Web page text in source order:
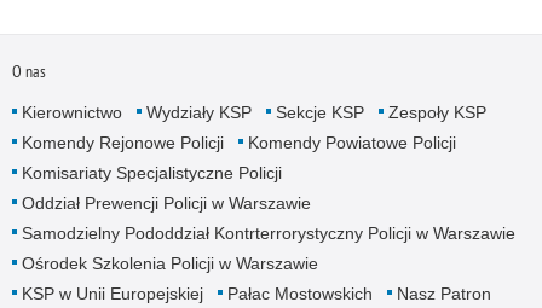
O nas
Kierownictwo Wydziały KSP Sekcje KSP
Zespoły KSP
Komendy Rejonowe Policji
Komendy Powiatowe Policji
Komisariaty Specjalistyczne Policji
Oddział Prewencji Policji w Warszawie
Samodzielny Pododdział Kontrterrorystyczny Policji w Warszawie
Ośrodek Szkolenia Policji w Warszawie
KSP w Unii Europejskiej
Pałac Mostowskich Nasz Patron